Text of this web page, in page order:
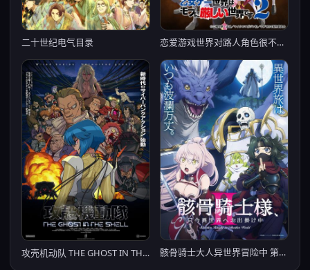
二十世纪电气目录 恋爱游戏世界对路人角色很不友好 第二季
攻壳机动队 THE GHOST IN THE SHELL 骸骨骑士大人异世界冒险中 第二季